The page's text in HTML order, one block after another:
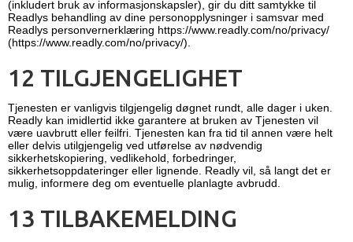
(inkludert bruk av informasjonskapsler), gir du ditt samtykke til
Readlys behandling av dine personopplysninger i samsvar med
Readlys personvernerklæring https://www.readly.com/no/privacy/
(https://www.readly.com/no/privacy/)
12 TILGJENGELIGHET
Tjenesten er vanligvis tilgjengelig døgnet rundt, alle dager i uken.
Readly kan imidlertid ikke garantere at bruken av Tjenesten vil
være uavbrutt eller feilfri. Tjenesten kan fra tid til annen være helt
eller delvis utilgjengelig ved utførelse av nødvendig
sikkerhetskopiering, vedlikehold, forbedringer,
sikkerhetsoppdateringer eller lignende. Readly vil, så langt det er
mulig, informere deg om eventuelle planlagte avbrudd.
13 TILBAKEMELDING